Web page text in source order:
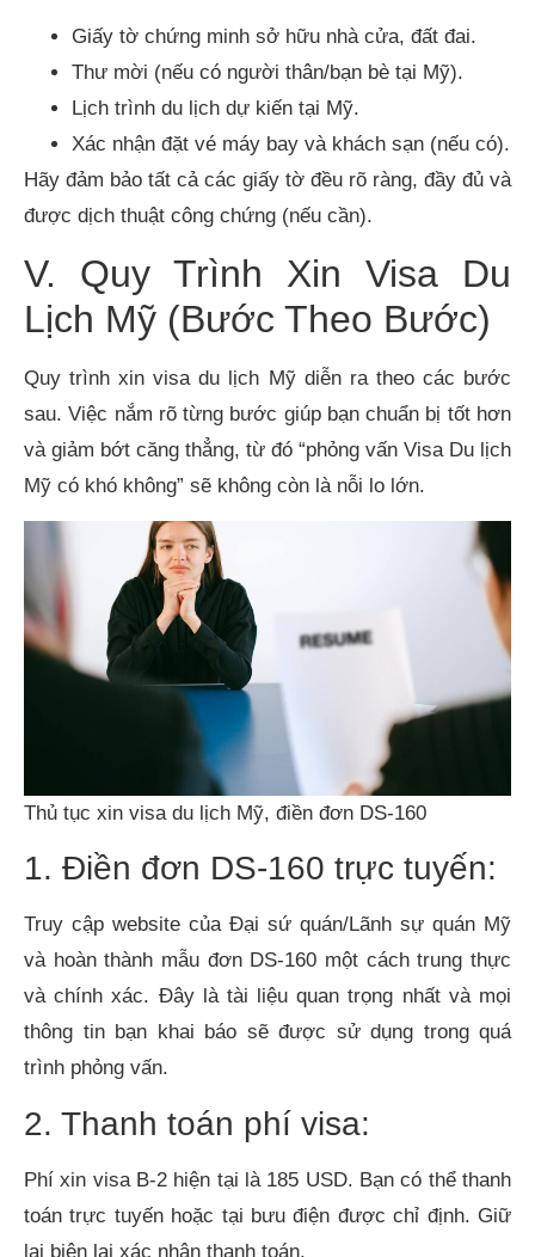
Giấy tờ chứng minh sở hữu nhà cửa, đất đai.
Thư mời (nếu có người thân/bạn bè tại Mỹ).
Lịch trình du lịch dự kiến tại Mỹ.
Xác nhận đặt vé máy bay và khách sạn (nếu có).
Hãy đảm bảo tất cả các giấy tờ đều rõ ràng, đầy đủ và
được dịch thuật công chứng (nếu cần).
V. Quy Trình Xin Visa Du
Lịch Mỹ (Bước Theo Bước)
Quy trình xin visa du lịch Mỹ diễn ra theo các bước
sau. Việc nắm rõ từng bước giúp bạn chuẩn bị tốt hơn
và giảm bớt căng thẳng, từ đó “phỏng vấn Visa Du lịch
Mỹ có khó không” sẽ không còn là nỗi lo lớn.
Thủ tục xin visa du lịch Mỹ, điền đơn DS-160
1. Điền đơn DS-160 trực tuyến:
Truy cập website của Đại sứ quán/Lãnh sự quán Mỹ
và hoàn thành mẫu đơn DS-160 một cách trung thực
và chính xác. Đây là tài liệu quan trọng nhất và mọi
thông tin bạn khai báo sẽ được sử dụng trong quá
trình phỏng vấn.
2. Thanh toán phí visa:
Phí xin visa B-2 hiện tại là 185 USD. Bạn có thể thanh
toán trực tuyến hoặc tại bưu điện được chỉ định. Giữ
lại biên lai xác nhận thanh toán.